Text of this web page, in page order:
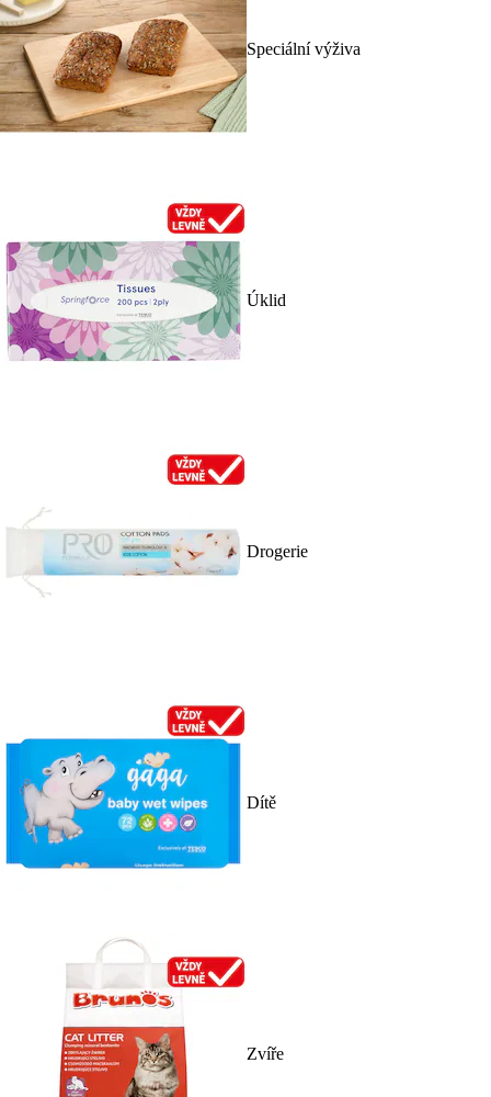
Speciální výživa
Úklid
Drogerie
Dítě
Zvíře